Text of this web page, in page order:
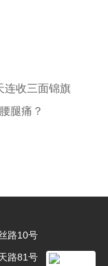
连收三面锦旗
腿痛？
路10号
路81号